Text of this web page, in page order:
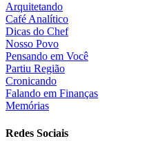
Arquitetando
Café Analítico
Dicas do Chef
Nosso Povo
Pensando em Você
Partiu Região
Cronicando
Falando em Finanças
Memórias
Redes Sociais